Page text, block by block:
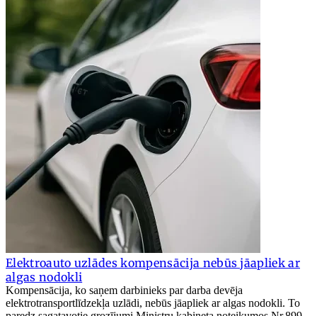
Elektroauto uzlādes kompensācija nebūs jāapliek ar
algas nodokli
Kompensācija, ko saņem darbinieks par darba devēja
elektrotransportlīdzekļa uzlādi, nebūs jāapliek ar algas nodokli. To